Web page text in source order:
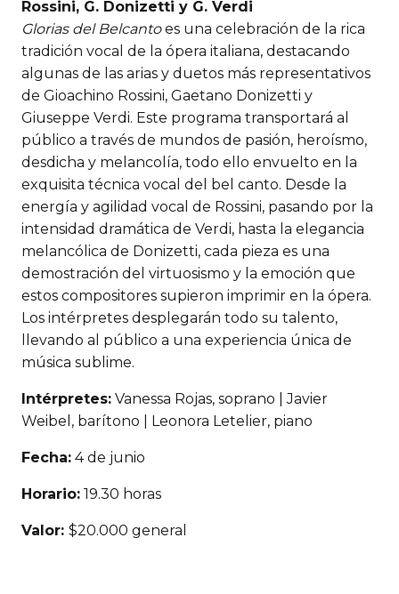
Rossini, G. Donizetti y G. Verdi
Glorias del Belcantoes una celebración de la rica
tradición vocal de la ópera italiana, destacando
algunas de las arias y duetos más representativos
de Gioachino Rossini, Gaetano Donizetti y
Giuseppe Verdi. Este programa transportará al
público a través de mundos de pasión, heroísmo,
desdicha y melancolía, todo ello envuelto en la
exquisita técnica vocal del bel canto. Desde la
energía y agilidad vocal de Rossini, pasando por la
intensidad dramática de Verdi, hasta la elegancia
melancólica de Donizetti, cada pieza es una
demostración del virtuosismo y la emoción que
estos compositores supieron imprimir en la ópera.
Los intérpretes desplegarán todo su talento,
llevando al público a una experiencia única de
música sublime.
Intérpretes: Vanessa Rojas, soprano | Javier
Weibel, barítono | Leonora Letelier, piano
Fecha: 4 de junio
Horario: 19.30 horas
Valor: $20.000 general